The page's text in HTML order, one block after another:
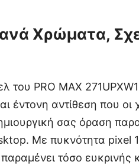
Χρώματα,
του PRO MAX
έντονη αντίθεση που οι
σας όραση
Με πυκνότητα pixel
τόσο ευκρινής